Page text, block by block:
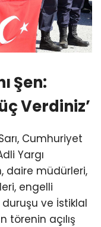
Şen:
Verdiniz’
Cumhuriyet
Yargı
daire müdürleri,
engelli
duruşu ve İstiklal
törenin açılış